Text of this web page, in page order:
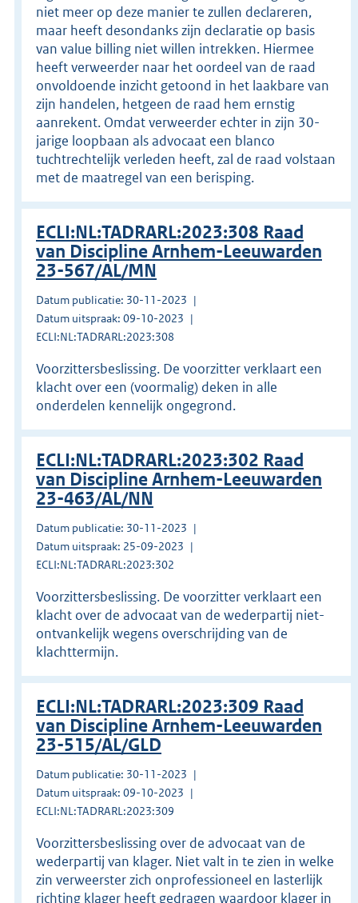
niet meer op deze manier te zullen declareren,
maar heeft desondanks zijn declaratie op basis
van value billing niet willen intrekken. Hiermee
heeft verweerder naar het oordeel van de raad
onvoldoende inzicht getoond in het laakbare van
zijn handelen, hetgeen de raad hem ernstig
aanrekent. Omdat verweerder echter in zijn 30-
jarige loopbaan als advocaat een blanco
tuchtrechtelijk verleden heeft, zal de raad volstaan
met de maatregel van een berisping.
ECLI:NL:TADRARL:2023:308 Raad
van Discipline Arnhem-Leeuwarden
23-567/AL/MN
Datum publicatie: 30-11-2023
Datum uitspraak: 09-10-2023
ECLI:NL:TADRARL:2023:308
Voorzittersbeslissing. De voorzitter verklaart een
klacht over een (voormalig) deken in alle
onderdelen kennelijk ongegrond.
ECLI:NL:TADRARL:2023:302 Raad
van Discipline Arnhem-Leeuwarden
23-463/AL/NN
Datum publicatie: 30-11-2023
Datum uitspraak: 25-09-2023
ECLI:NL:TADRARL:2023:302
Voorzittersbeslissing. De voorzitter verklaart een
klacht over de advocaat van de wederpartij niet-
ontvankelijk wegens overschrijding van de
klachttermijn.
ECLI:NL:TADRARL:2023:309 Raad
van Discipline Arnhem-Leeuwarden
23-515/AL/GLD
Datum publicatie: 30-11-2023
Datum uitspraak: 09-10-2023
ECLI:NL:TADRARL:2023:309
Voorzittersbeslissing over de advocaat van de
wederpartij van klager. Niet valt in te zien in welke
zin verweerster zich onprofessioneel en lasterlijk
richting klager heeft gedragen waardoor klager in